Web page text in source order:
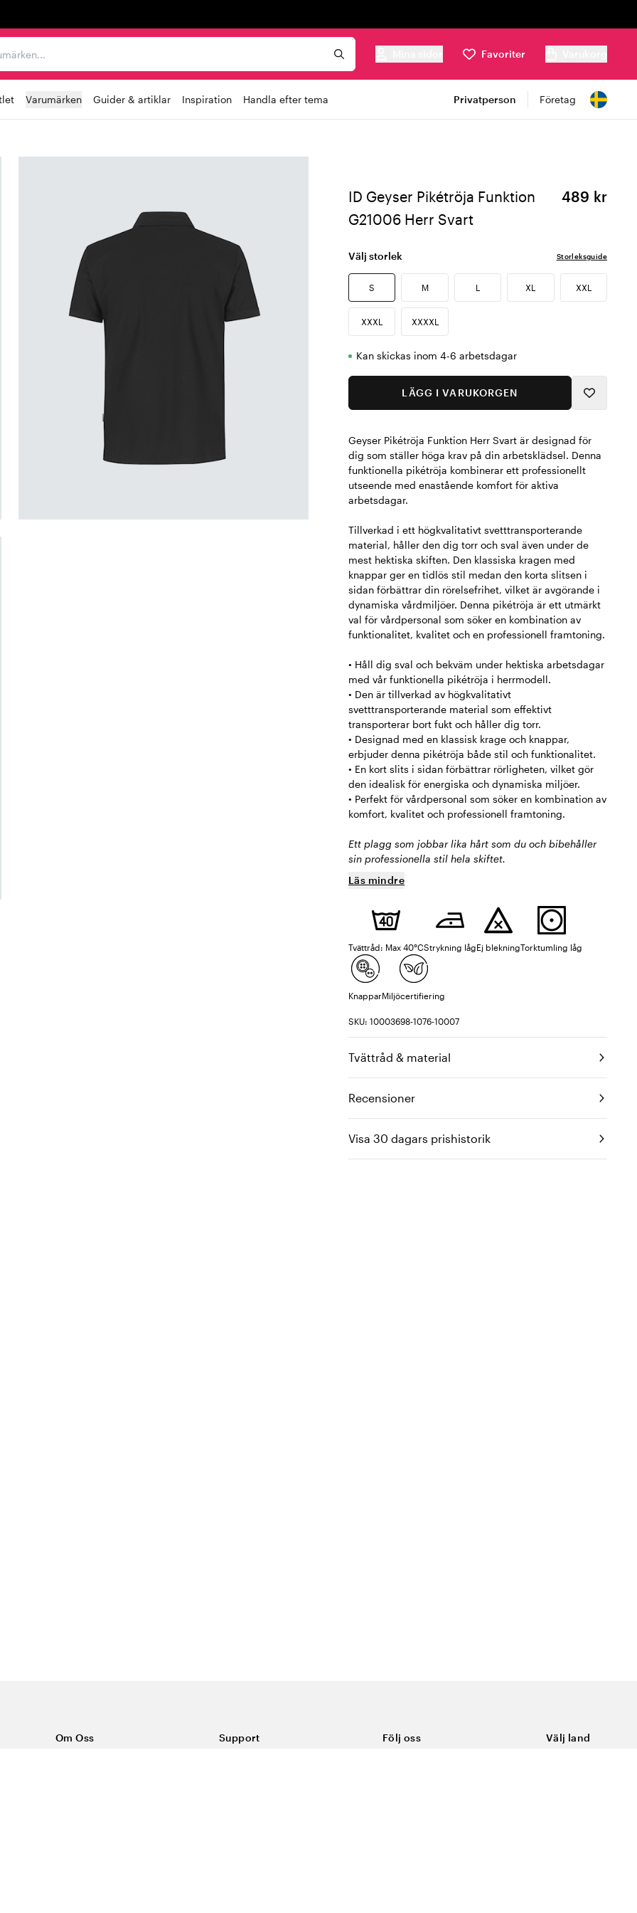
Favoriter
Varumärken Guider & artiklar Inspiration Handla efter tema Privatperson Företag
ID Geyser Pikétröja Funktion
G21006 Herr Svart
489 kr
Välj storlek Storleksguide
S M L XL XXL
XXXL XXXXL
Kan skickas inom 4-6 arbetsdagar
LÄGG I VARUKORGEN
Geyser Pikétröja Funktion Herr Svart är designad för
dig som ställer höga krav på din arbetsklädsel. Denna
funktionella pikétröja kombinerar ett professionellt
utseende med enastående komfort för aktiva
arbetsdagar.
Tillverkad i ett högkvalitativt svetttransporterande
material, håller den dig torr och sval även under de
mest hektiska skiften. Den klassiska kragen med
knappar ger en tidlös stil medan den korta slitsen i
sidan förbättrar din rörelsefrihet, vilket är avgörande i
dynamiska vårdmiljöer. Denna pikétröja är ett utmärkt
val för vårdpersonal som söker en kombination av
funktionalitet, kvalitet och en professionell framtoning.
• Håll dig sval och bekväm under hektiska arbetsdagar
med vår funktionella pikétröja i herrmodell.
• Den är tillverkad av högkvalitativt
svetttransporterande material som effektivt
transporterar bort fukt och håller dig torr.
• Designad med en klassisk krage och knappar,
erbjuder denna pikétröja både stil och funktionalitet.
• En kort slits i sidan förbättrar rörligheten, vilket gör
den idealisk för energiska och dynamiska miljöer.
• Perfekt för vårdpersonal som söker en kombination av
komfort, kvalitet och professionell framtoning.
Ett plagg som jobbar lika hårt som du och bibehåller
sin professionella stil hela skiftet.
Läs mindre
Tvättråd: Max 40°CStrykning lågEj blekningTorktumling låg
KnapparMiljöcertifiering
SKU: 10003698-1076-10007
Tvättråd & material
Recensioner
Visa 30 dagars prishistorik
Om Oss Support Följ oss Välj land